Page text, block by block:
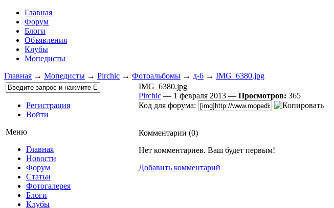
Главная
Форум
Блоги
Объявления
Клубы
Мопедисты
Главная → Мопедисты → Pirchic → Фотоальбомы → д-6 → IMG_6380.jpg
Регистрация
Войти
Меню
Главная
Новости
Форум
Статьи
Фотогалерея
Блоги
Клубы
IMG_6380.jpg
Pirchic — 1 февраля 2013 — Просмотров: 365
Код для форума:
Комментарии (0)
Нет комментариев. Ваш будет первым!
Добавить комментарий